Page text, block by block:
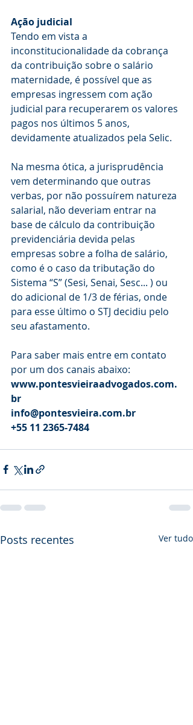
Ação judicial
Tendo em vista a
inconstitucionalidade da cobrança
da contribuição sobre o salário
maternidade, é possível que as
empresas ingressem com ação
judicial para recuperarem os valores
pagos nos últimos 5 anos,
devidamente atualizados pela Selic.
Na mesma ótica, a jurisprudência
vem determinando que outras
verbas, por não possuírem natureza
salarial, não deveriam entrar na
base de cálculo da contribuição
previdenciária devida pelas
empresas sobre a folha de salário,
como é o caso da tributação do
Sistema “S” (Sesi, Senai, Sesc... ) ou
do adicional de 1/3 de férias, onde
para esse último o STJ decidiu pelo
seu afastamento.
Para saber mais entre em contato
por um dos canais abaixo:
www.pontesvieiraadvogados.com.
br
info@pontesvieira.com.br
+55 11 2365-7484
Posts recentes Ver tudo